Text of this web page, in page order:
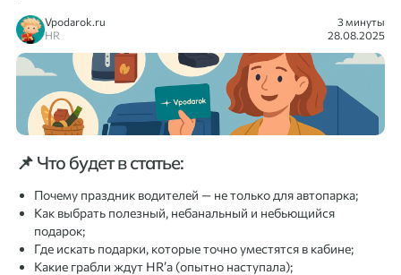
Vpodarok.ru
HR
3 минуты
28.08.2025
📌 Что будет в статье:
Почему праздник водителей — не только для автопарка;
Как выбрать полезный, небанальный и небьющийся
подарок;
Где искать подарки, которые точно уместятся в кабине;
Какие грабли ждут HR’а (опытно наступала);